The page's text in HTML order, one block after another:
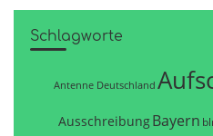
Schlagworte
Antenne Deutschland
AusschreibungBayern